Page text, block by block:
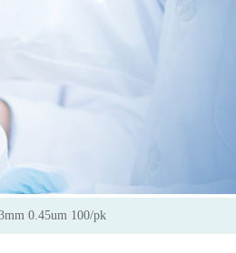
0.45um 100/pk